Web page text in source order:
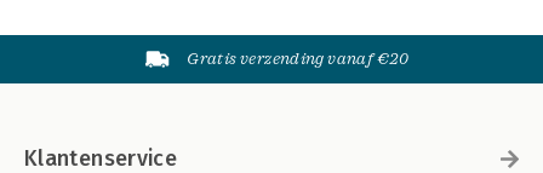
Gratis verzending vanaf €20
Klantenservice